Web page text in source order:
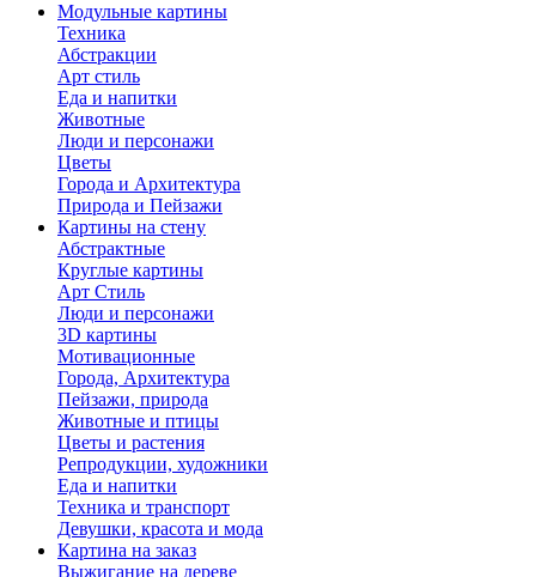
Модульные картины
Техника
Абстракции
Арт стиль
Еда и напитки
Животные
Люди и персонажи
Цветы
Города и Архитектура
Природа и Пейзажи
Картины на стену
Абстрактные
Круглые картины
Арт Стиль
Люди и персонажи
3D картины
Мотивационные
Города, Архитектура
Пейзажи, природа
Животные и птицы
Цветы и растения
Репродукции, художники
Еда и напитки
Техника и транспорт
Девушки, красота и мода
Картина на заказ
Выжигание на дереве